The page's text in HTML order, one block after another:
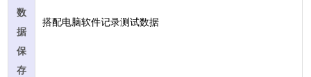
数
据
保
存
搭配电脑软件记录测试数据